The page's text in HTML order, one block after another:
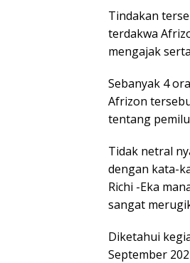
Tindakan
terdakwa
mengajak
Sebanyak 4
Afrizon
tentang
Tidak netral
dengan kata-
Richi -Eka
sangat
Diketahui
September